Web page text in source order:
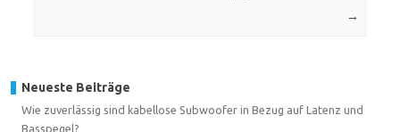
→
Neueste Beiträge
Wie zuverlässig sind kabellose Subwoofer in Bezug auf Latenz und
Basspegel?